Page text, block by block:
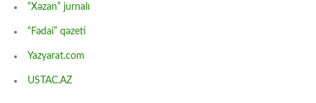
“Xəzan” jurnalı
“Fədai” qəzeti
Yazyarat.com
USTAC.AZ